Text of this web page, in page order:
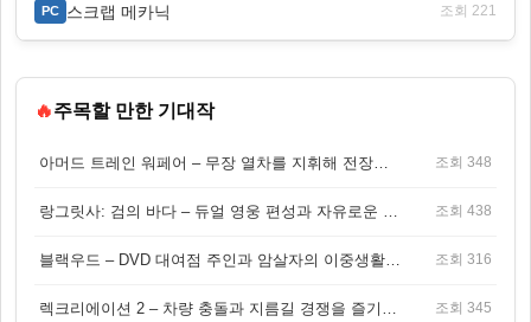
PC 스크랩 메카닉 조회 221
🔥주목할 만한 기대작
조회 348
조회 438
조회 316
조회 345